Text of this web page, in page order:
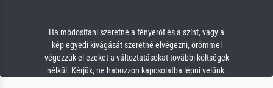
Ha módosítani szeretné a fényerőt és a színt, vagy a
kép egyedi kivágását szeretné elvégezni, örömmel
végezzük el ezeket a változtatásokat további költségek
nélkül. Kérjük, ne habozzon kapcsolatba lépni velünk.